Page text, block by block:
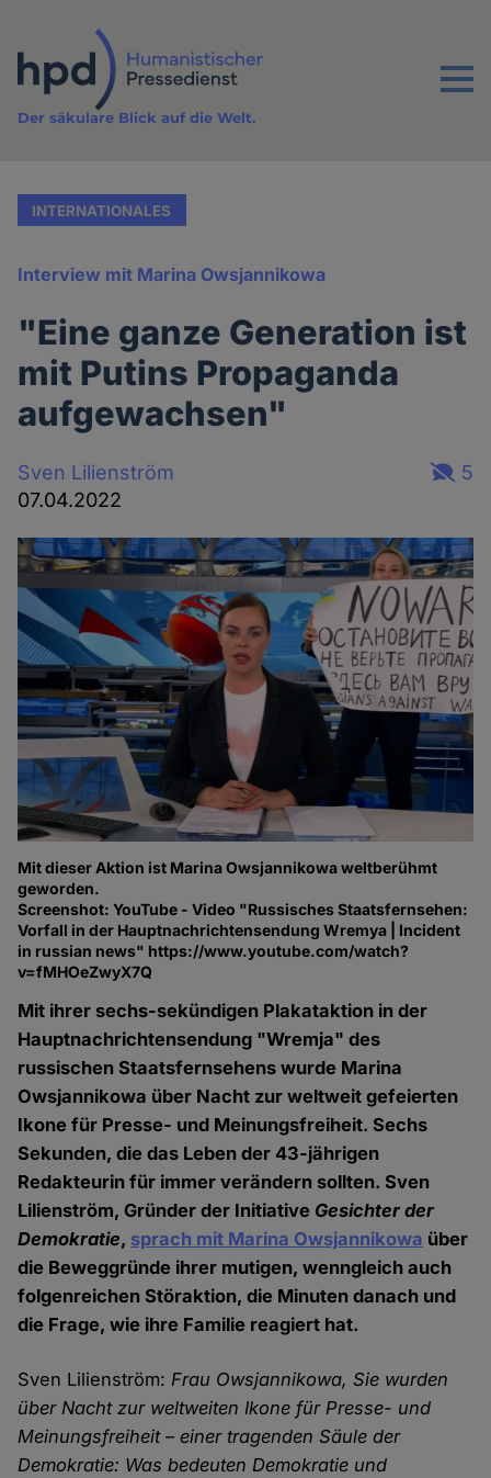
Inhalt
Menu
Der säkulare Blick auf die Welt.
INTERNATIONALES
Interview mit Marina Owsjannikowa
"Eine ganze Generation ist
mit Putins Propaganda
aufgewachsen"
Sven Lilienström
07.04.2022
5
Mit dieser Aktion ist Marina Owsjannikowa weltberühmt
geworden.
Screenshot: YouTube - Video "Russisches Staatsfernsehen:
Vorfall in der Hauptnachrichtensendung Wremya | Incident
in russian news" https://www.youtube.com/watch?
v=fMHOeZwyX7Q
Mit ihrer sechs-sekündigen Plakataktion in der
Hauptnachrichtensendung "Wremja" des
russischen Staatsfernsehens wurde Marina
Owsjannikowa über Nacht zur weltweit gefeierten
Ikone für Presse- und Meinungsfreiheit. Sechs
Sekunden, die das Leben der 43-jährigen
Redakteurin für immer verändern sollten. Sven
Lilienström, Gründer der Initiative Gesichter der
Demokratie, sprach mit Marina Owsjannikowa über
die Beweggründe ihrer mutigen, wenngleich auch
folgenreichen Störaktion, die Minuten danach und
die Frage, wie ihre Familie reagiert hat.
Sven Lilienström:Frau Owsjannikowa, Sie wurden
über Nacht zur weltweiten Ikone für Presse- und
Meinungsfreiheit– einer tragenden Säule der
Demokratie: Was bedeuten Demokratie und